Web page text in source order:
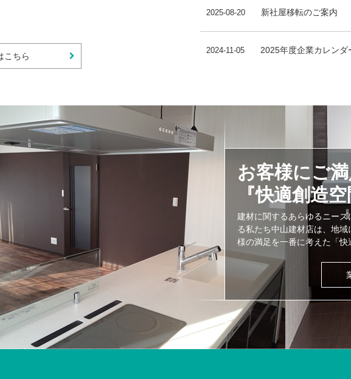
2025-08-20 新社屋移転のご案内
2024-11-05 2025年度企業カレンダ
こちら
お客様にご
『快適創造
建材に関するあらゆるニー
る私たち中山建材店は、地
様の満足を一番に考えた「快